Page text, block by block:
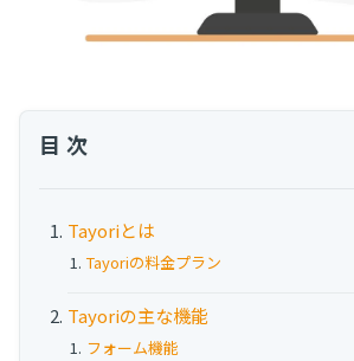
ユーザーインタビュー
インサイドセールス代行
セミナー
Tayoriとは
Tayoriの料金プラン
Tayoriの主な機能
フォーム機能
目次